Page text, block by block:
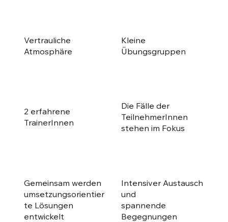
Vertrauliche
Atmosphäre​
Kleine
Übungsgruppen
2 erfahrene
TrainerInnen
Die Fälle der
TeilnehmerInnen
stehen im Fokus
Gemeinsam werden
umsetzungsorientier
te Lösungen
entwickelt
Intensiver Austausch
und
spannende
Begegnungen